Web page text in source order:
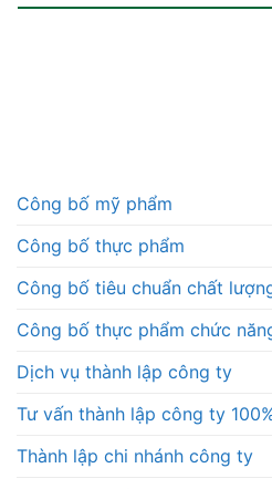
Công bố mỹ phẩm
Công bố thực phẩm
Công bố tiêu chuẩn chất
Công bố thực phẩm chức
Dịch vụ thành lập công ty
Tư vấn thành lập công ty
Thành lập chi nhánh công ty